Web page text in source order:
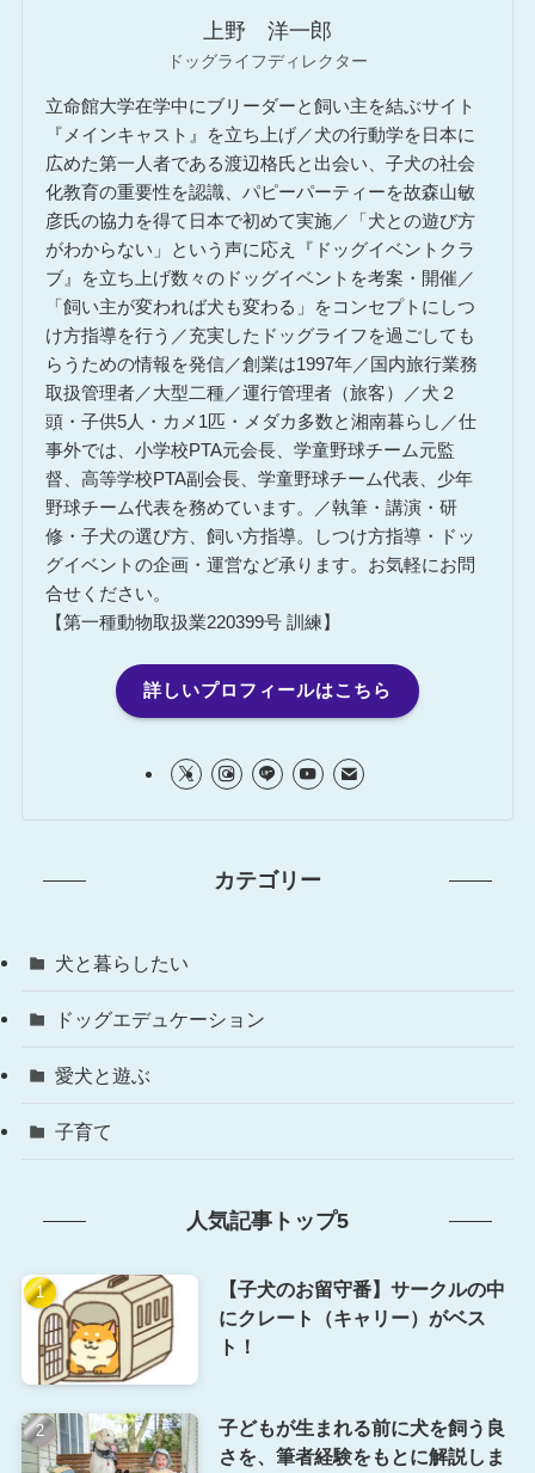
上野 洋一郎
ドッグライフディレクター
立命館大学在学中にブリーダーと飼い主を結ぶサイト
『メインキャスト』を立ち上げ／犬の行動学を日本に
広めた第一人者である渡辺格氏と出会い、子犬の社会
化教育の重要性を認識、パピーパーティーを故森山敏
彦氏の協力を得て日本で初めて実施／「犬との遊び方
がわからない」という声に応え『ドッグイベントクラ
ブ』を立ち上げ数々のドッグイベントを考案・開催／
「飼い主が変われば犬も変わる」をコンセプトにしつ
け方指導を行う／充実したドッグライフを過ごしても
らうための情報を発信／創業は1997年／国内旅行業務
取扱管理者／大型二種／運行管理者（旅客）／犬２
頭・子供5人・カメ1匹・メダカ多数と湘南暮らし／仕
事外では、小学校PTA元会長、学童野球チーム元監
督、高等学校PTA副会長、学童野球チーム代表、少年
野球チーム代表を務めています。／執筆・講演・研
修・子犬の選び方、飼い方指導。しつけ方指導・ドッ
グイベントの企画・運営など承ります。お気軽にお問
合せください。
【第一種動物取扱業220399号 訓練】
詳しいプロフィールはこちら
カテゴリー
犬と暮らしたい
ドッグエデュケーション
愛犬と遊ぶ
子育て
人気記事トップ5
【子犬のお留守番】サークルの中
にクレート（キャリー）がベス
ト！
子どもが生まれる前に犬を飼う良
さを、筆者経験をもとに解説しま